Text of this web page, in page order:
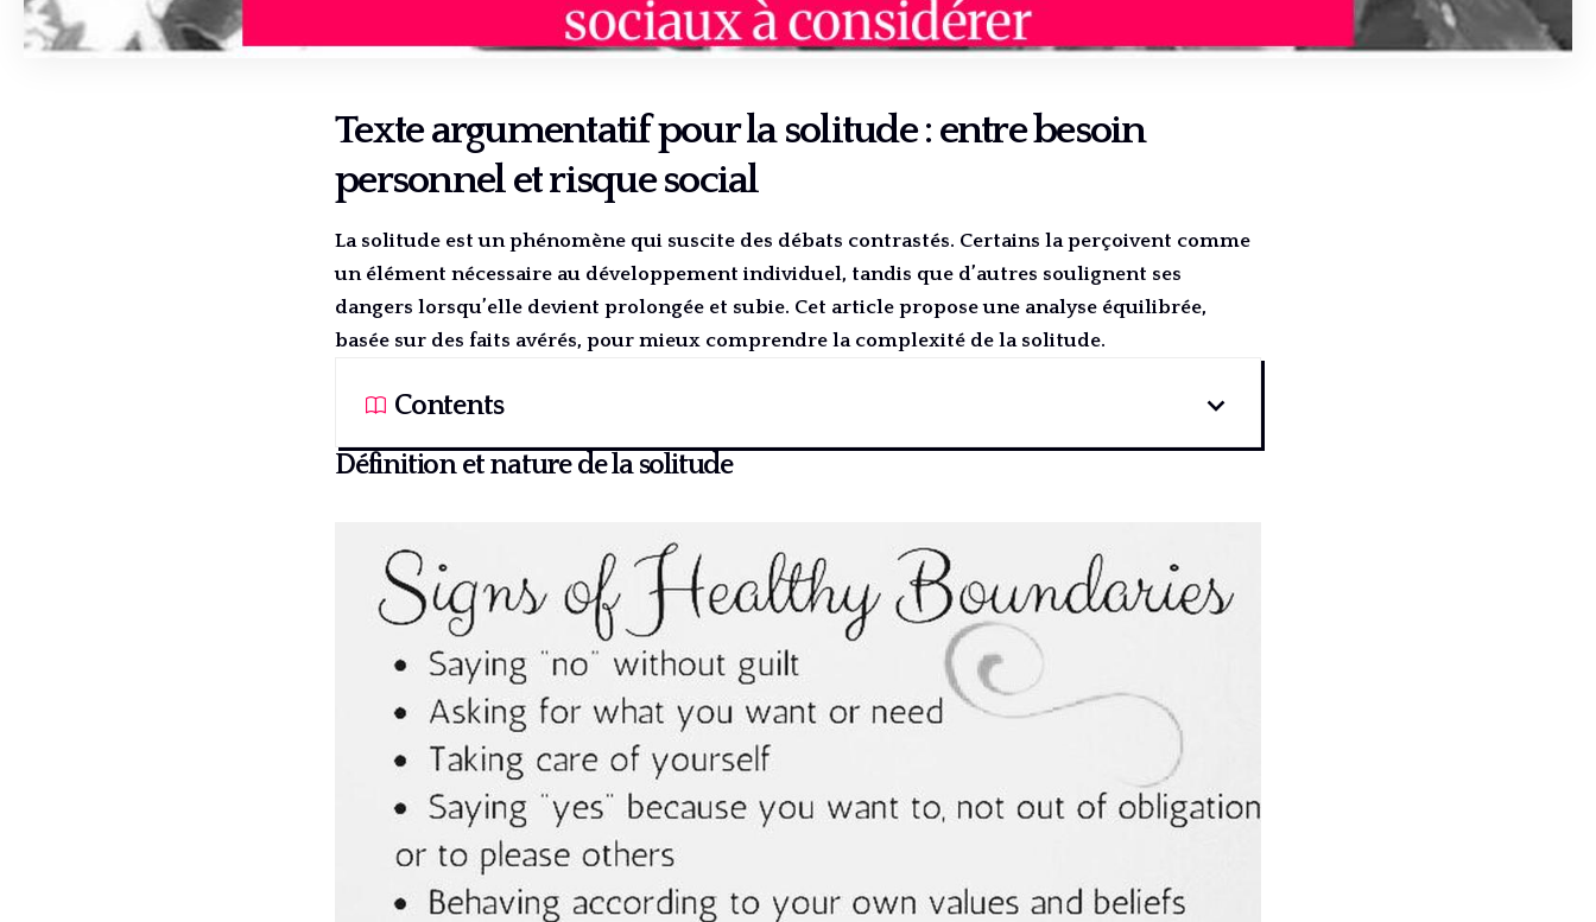
Texte argumentatif pour la solitude : entre besoin
personnel et risque social
La solitude est un phénomène qui suscite des débats contrastés. Certains la perçoivent comme
un élément nécessaire au développement individuel, tandis que d’autres soulignent ses
dangers lorsqu’elle devient prolongée et subie. Cet article propose une analyse équilibrée,
basée sur des faits avérés, pour mieux comprendre la complexité de la solitude.
Contents
Définition et nature de la solitude